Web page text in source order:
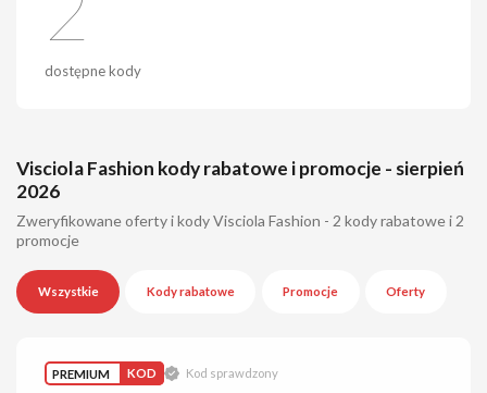
dostępne kody
Visciola Fashion kody rabatowe i promocje - sierpień
2026
Zweryfikowane oferty i kody Visciola Fashion - 2 kody rabatowe i 2
promocje
Wszystkie Kody rabatowe Promocje Oferty
PREMIUM KOD Kod sprawdzony